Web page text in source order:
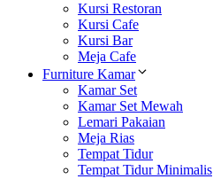
Kursi Restoran
Kursi Cafe
Kursi Bar
Meja Cafe
Furniture Kamar
Kamar Set
Kamar Set Mewah
Lemari Pakaian
Meja Rias
Tempat Tidur
Tempat Tidur Minimalis